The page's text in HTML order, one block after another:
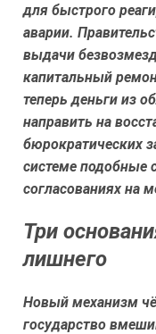
для быстрого
аварии.
выдачи
капитальный
теперь деньги из
направить на
бюрократических
системе подобные
согласованиях на
Три
лишнего
Новый механизм
государство